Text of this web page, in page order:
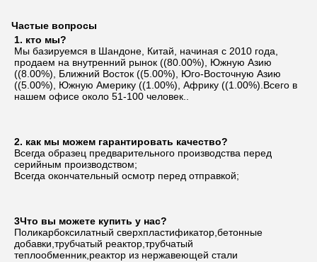
Частые вопросы
1. кто мы?
Мы базируемся в Шандоне, Китай, начиная с 2010 года,
продаем на внутренний рынок ((80.00%), Южную Азию
((8.00%), Ближний Восток ((5.00%), Юго-Восточную Азию
((5.00%), Южную Америку ((1.00%), Африку ((1.00%).Всего в
нашем офисе около 51-100 человек..
2. как мы можем гарантировать качество?
Всегда образец предварительного производства перед
серийным производством;
Всегда окончательный осмотр перед отправкой;
3Что вы можете купить у нас?
Поликарбоксилатный сверхпластификатор,бетонные
добавки,трубчатый реактор,трубчатый
теплообменник,реактор из нержавеющей стали